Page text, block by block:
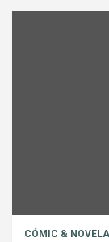
CÓMIC &